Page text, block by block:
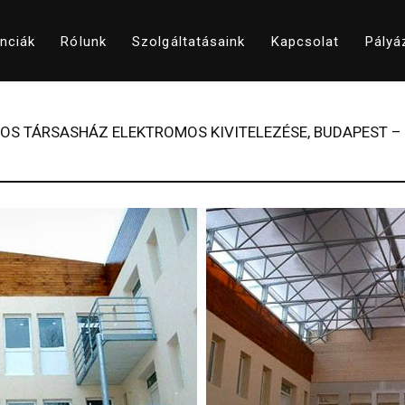
Rólunk Szolgáltatásaink Kapcsolat
TÁRSASHÁZ ELEKTROMOS KIVITELEZÉSE, BUDAPEST